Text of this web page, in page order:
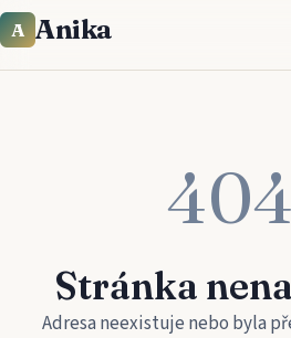
A Anika
404
Stránka
Adresa neexistuje nebo byla